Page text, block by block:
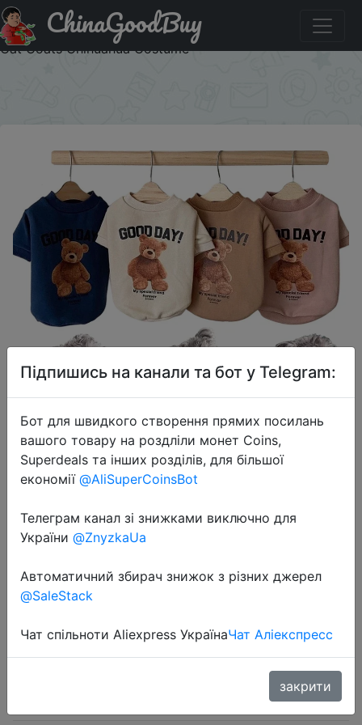
Акція на Dogs Winter Cute Clothes Puppy Warm Pullover
Sweatshirt Bear Pattern Pet Jacket for Small Medium Dog
Cat Coats Chihuahua Costume
ChinaGoodBuy
2024-03-23
Warm Pullover Sweatshirt Bear
Pattern Pet Jacket for Small Medium
Dog Cat Coats Chihuahua Costume
$0.99
Підпишись на канали та бот у Telegram:
Бот для швидкого створення прямих посилань
вашого товару на роздліли монет Coins,
Superdeals та інших розділів, для більшої
економії @AliSuperCoinsBot
Телеграм канал зі знижками виключно для
України @ZnyzkaUa
Автоматичний збирач знижок з різних джерел
@SaleStack
Чат спільноти Aliexpress УкраїнаЧат Аліекспресс
закрити